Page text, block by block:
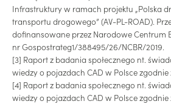
Infrastruktury w ramach projektu „Polska
transportu drogowego” (AV-PL-ROAD).
dofinansowane przez Narodowe Centrum
nr Gospostrateg1/388495/26/NCBR/2019.
[3] Raport z badania społecznego nt.
wiedzy o pojazdach CAD w Polsce zgodnie
[4] Raport z badania społecznego nt.
wiedzy o pojazdach CAD w Polsce zgodnie